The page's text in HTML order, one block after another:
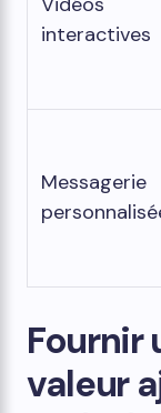
interactives
Messagerie
Fournir
valeur